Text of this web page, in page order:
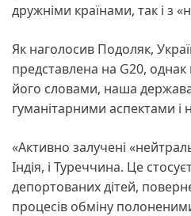
дружніми країнами, так і з
Як наголосив Подоляк,
представлена на G20,
його словами, наша
гуманітарними аспектами і
«Активно залучені
Індія, і Туреччина. Це
депортованих дітей,
процесів обміну